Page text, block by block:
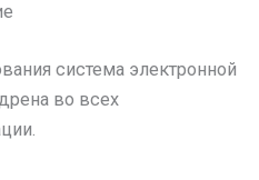
система электронной
во всех